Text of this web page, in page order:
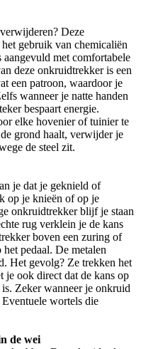
Deze
gebruik van chemicaliën
met comfortabele
deze onkruidtrekker is een
een patroon, waardoor je
wanneer je natte handen
bespaart energie.
elke hovenier of tuinier te
grond haalt, verwijder je
de steel zit.
je dat je geknield of
op je knieën of op je
onkruidtrekker blijf je staan
rug verklein je de kans
boven een zuring of
pedaal. De metalen
Het gevolg? Ze trekken het
ook direct dat de kans op
Zeker wanneer je onkruid
wortels die
de wei